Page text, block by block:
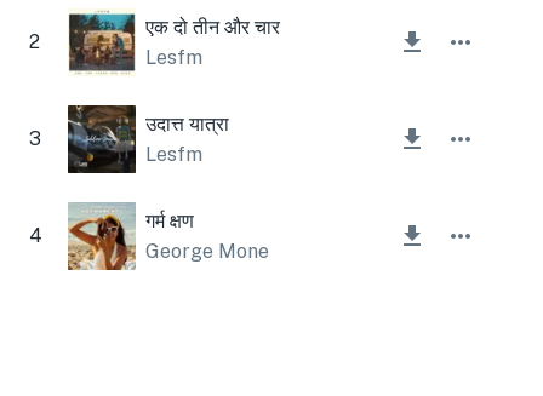
2
एक दो तीन और चार
Lesfm
3
उदात्त यात्रा
Lesfm
4
गर्म क्षण
George Mone